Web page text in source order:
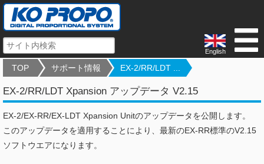
English
TOP サポート情報 EX-2/RR/LDT ...
EX-2/RR/LDT Xpansion アップデータ V2.15
EX-2/EX-RR/EX-LDT Xpansion Unitのアップデータを公開します。
このアップデータを適用することにより、最新のEX-RR標準のV2.15
ソフトウエアになります。